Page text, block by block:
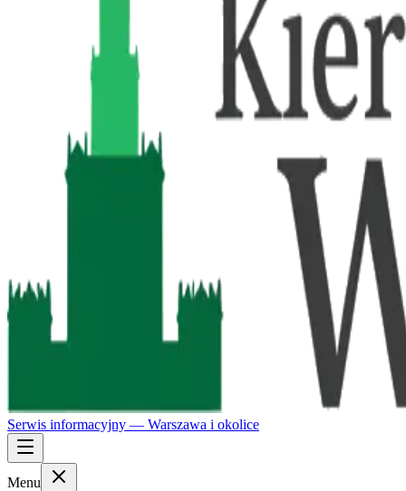
Serwis informacyjny — Warszawa i okolice
Menu